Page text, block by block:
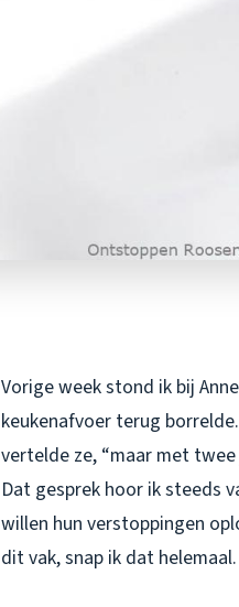
Vorige week stond ik bij
keukenafvoer terug
vertelde ze, “maar met
Dat gesprek hoor ik steeds
willen hun verstoppingen
dit vak, snap ik dat helemaal.